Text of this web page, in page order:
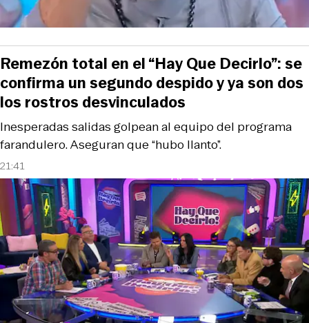
21:41
Inesperadas salidas golpean al equipo del programa
farandulero. Aseguran que “hubo llanto”.
Remezón total en el “Hay Que Decirlo”: se
confirma un segundo despido y ya son dos
los rostros desvinculados